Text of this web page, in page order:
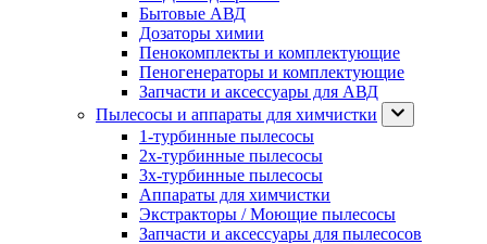
Бытовые АВД
Дозаторы химии
Пенокомплекты и комплектующие
Пеногенераторы и комплектующие
Запчасти и аксессуары для АВД
Пылесосы и аппараты для химчистки
1-турбинные пылесосы
2х-турбинные пылесосы
3х-турбинные пылесосы
Аппараты для химчистки
Экстракторы / Моющие пылесосы
Запчасти и аксессуары для пылесосов